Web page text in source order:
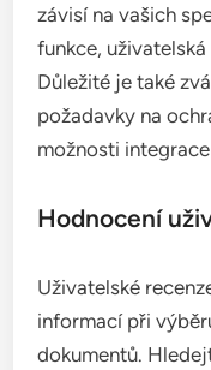
závisí na vašich
funkce,
Důležité je také
požadavky na
možnosti
Hodnocení
Uživatelské
informací při
dokumentů.